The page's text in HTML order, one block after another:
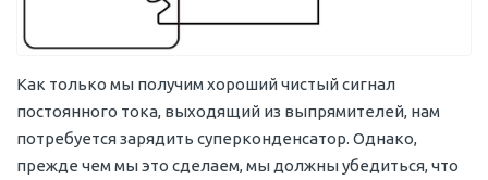
Как только мы получим хороший чистый сигнал
постоянного тока, выходящий из выпрямителей, нам
потребуется зарядить суперконденсатор. Однако,
прежде чем мы это сделаем, мы должны убедиться, что